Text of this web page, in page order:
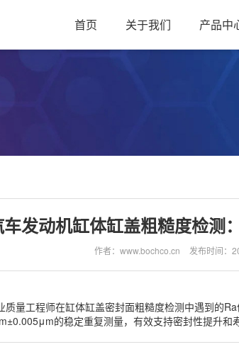
首页 关于我们 产品中
发动机缸体缸盖粗糙度检测
作者：www.bochco.cn 发布时间：
质量工程师在缸体缸盖密封面粗糙度检测中遇到的
的稳定重复测量，有效支持密封性提升和